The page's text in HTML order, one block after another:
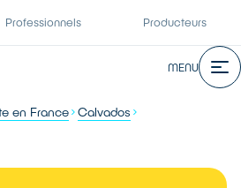
Professionnels Producteurs
MENU
en France Calvados